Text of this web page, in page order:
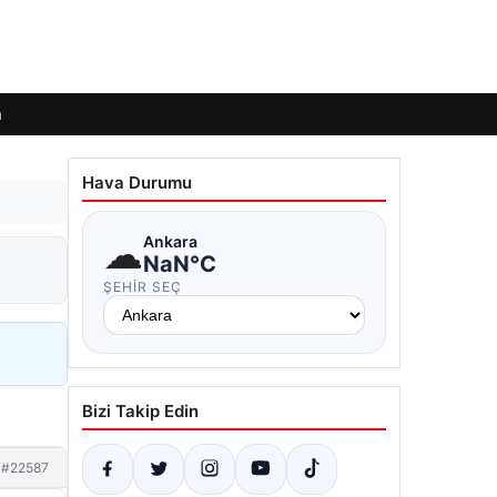
#22587
Hava Durumu
☁Ankara
NaN°C
ŞEHIR SEÇ
Bizi Takip Edin